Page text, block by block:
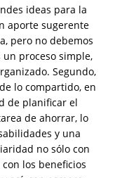
ideas para la
aporte sugerente
pero no debemos
proceso simple,
Segundo,
lo compartido, en
de planificar el
de ahorrar, lo
y una
no sólo con
los beneficios